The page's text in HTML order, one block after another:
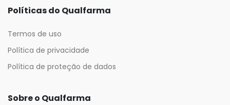
Políticas do Qualfarma
Termos de uso
Política de privacidade
Política de proteção de dados
Sobre o Qualfarma